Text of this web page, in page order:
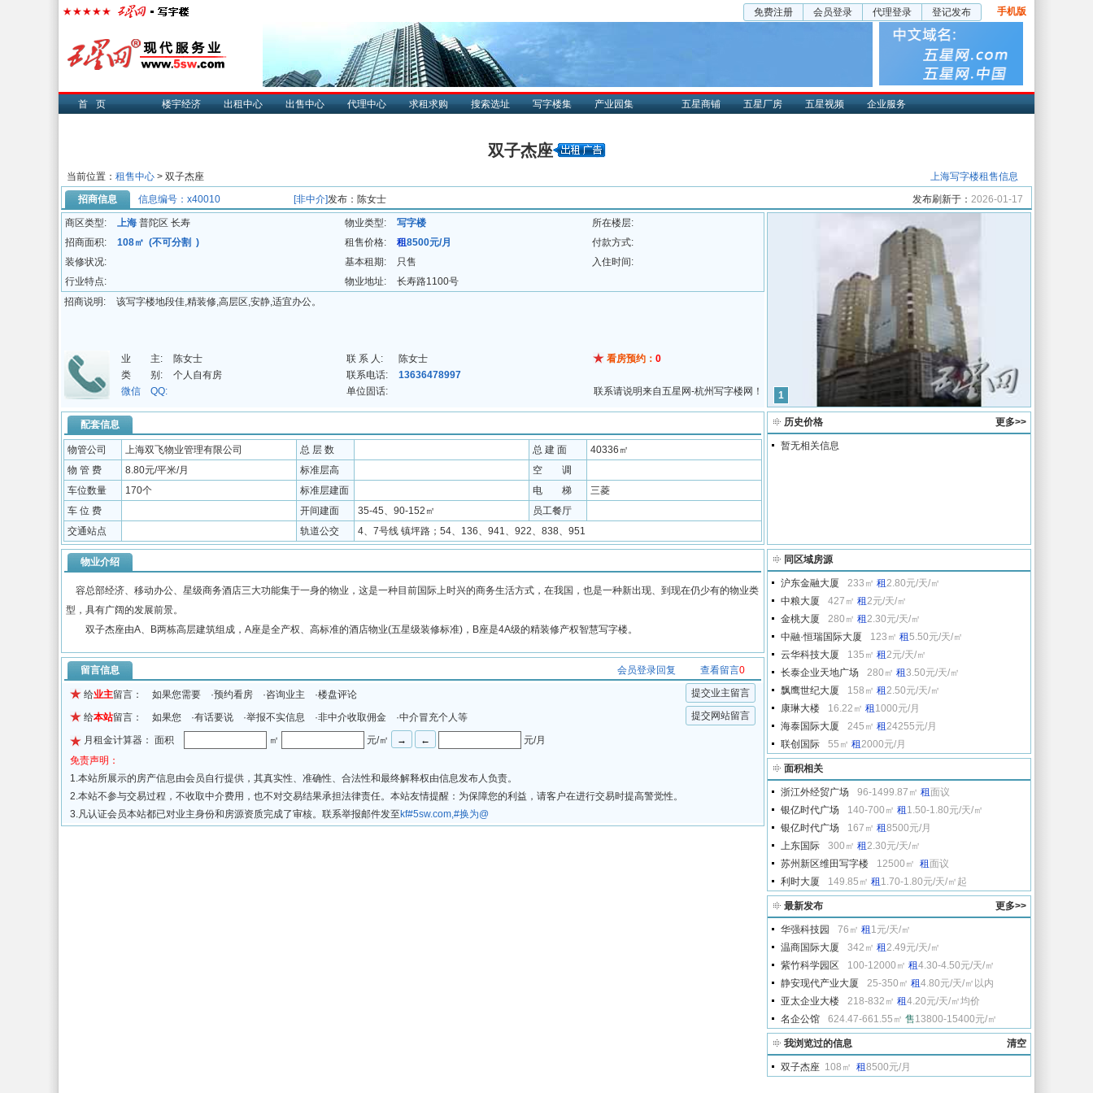
免费注册 会员登录 代理登录 登记发布 手机版
首页 楼宇经济 出租中心 出售中心 代理中心 求租求购 搜索选址 写字楼集 产业园集 五星商铺 五星厂房 五星视频 企业服务
双子杰座
当前位置： 租售中心 > 双子杰座
上海写字楼租售信息
招商信息
信息编号：x40010 [非中介]发布：陈女士 发布刷新于： 2026-01-17
商区类型: 上海 普陀区 长寿 物业类型: 写字楼
所在楼层:
招商面积:
108㎡ (不可分割 ) 租售价格: 租8500元/月
付款方式:
装修状况:
基本租期: 只售
入住时间:
行业特点:
物业地址:
长寿路1100号
招商说明:
该写字楼地段佳,精装修,高层区,安静,适宜办公。
业 主: 陈女士 联 系 人: 陈女士 看房预约： 0
类 别:
个人自有房 联系电话:
13636478997
微信 QQ:
单位固话: 联系请说明来自五星网-杭州写字楼网！
配套信息
物管公司 上海双飞物业管理有限公司 总 层 数 总 建 面
40336㎡
物 管 费
8.80元/平米/月 标准层高
空 调
车位数量
170个 标准层建面 电 梯
三菱
车 位 费
开间建面 35-45、90-152㎡
员工餐厅
交通站点
轨道公交 4、7号线 镇坪路；54、136、941、922、838、951
物业介绍
容总部经济、移动办公、星级商务酒店三大功能集于一身的物业，这是一种目前国际上时兴的商务生活方式，在我国，也是一种新出现、到现在仍少有的物业类
型，具有广阔的发展前景。
双子杰座由A、B两栋高层建筑组成，A座是全产权、高标准的酒店物业(五星级装修标准)，B座是4A级的精装修产权智慧写字楼。
留言信息 0
查看留言
会员登录回复
给业主留言： 如果您需要 ·预约看房 ·咨询业主 ·楼盘评论 提交业主留言
给本站留言： 如果您 ·有话要说 ·举报不实信息 ·非中介收取佣金 ·中介冒充个人等 提交网站留言
月租金计算器： 面积 ㎡ 元/㎡
元/月
免责声明：
1.本站所展示的房产信息由会员自行提供，其真实性、准确性、合法性和最终解释权由信息发布人负责。
2.本站不参与交易过程，不收取中介费用，也不对交易结果承担法律责任。本站友情提醒：为保障您的利益，请客户在进行交易时提高警觉性。
3.凡认证会员本站都已对业主身份和房源资质完成了审核。联系举报邮件发至 kf#5sw.com,#换为@
1
更多>>
历史价格
暂无相关信息
同区域房源
沪东金融大厦 233㎡ 租2.80元/天/㎡
中粮大厦
427㎡ 租2元/天/㎡
金桃大厦
280㎡ 租2.30元/天/㎡
中融·恒瑞国际大厦
123㎡ 租5.50元/天/㎡
云华科技大厦
135㎡ 租2元/天/㎡
长泰企业天地广场
280㎡ 租3.50元/天/㎡
飘鹰世纪大厦
158㎡ 租2.50元/天/㎡
康琳大楼
16.22㎡ 租 1000元/月
海泰国际大厦
245㎡ 租24255元/月
联创国际
55㎡ 租2000元/月
面积相关
浙江外经贸广场 96-1499.87㎡ 租面议
银亿时代广场
140-700㎡ 租 1.50-1.80元/天/㎡
银亿时代广场
167㎡ 租8500元/月
上东国际
300㎡ 租2.30元/天/㎡
苏州新区维田写字楼
12500㎡ 租面议
利时大厦
149.85㎡ 租 1.70-1.80元/天/㎡起
更多>>
最新发布
华强科技园 76㎡ 租 1元/天/㎡
温商国际大厦
342㎡ 租2.49元/天/㎡
紫竹科学园区
100-12000㎡ 租4.30-4.50元/天/㎡
静安现代产业大厦
25-350㎡ 租4.80元/天/㎡以内
亚太企业大楼
218-832㎡ 租4.20元/天/㎡均价
名企公馆
624.47-661.55㎡ 售13800-15400元/㎡
清空
我浏览过的信息
双子杰座 108㎡ 租8500元/月